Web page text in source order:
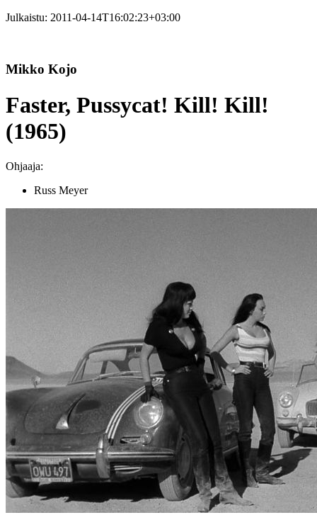
Julkaistu: 2011-04-14T16:02:23+03:00
Mikko Kojo
Faster, Pussycat! Kill! Kill!
(1965)
Ohjaaja:
Russ Meyer